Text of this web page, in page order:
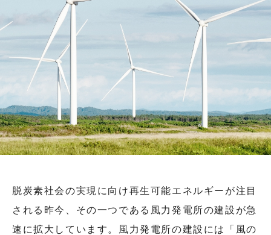
脱炭素社会の実現に向け再生可能エネルギーが注目
される昨今、その一つである風力発電所の建設が急
速に拡大しています。風力発電所の建設には「風の